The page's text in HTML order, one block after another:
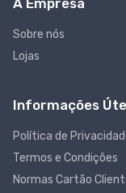
Sobre nós
Lojas
Informações
Política de
Termos e Condições
Normas Cartão